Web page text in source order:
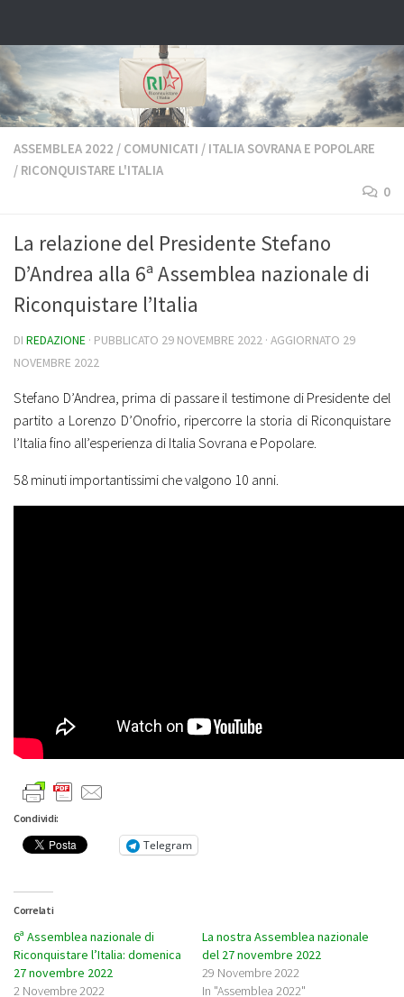
ASSEMBLEA 2022 / COMUNICATI / ITALIA SOVRANA E POPOLARE
/ RICONQUISTARE L'ITALIA
0
La relazione del Presidente Stefano
D’Andrea alla 6ª Assemblea nazionale di
Riconquistare l’Italia
DI REDAZIONE · PUBBLICATO 29 NOVEMBRE 2022 · AGGIORNATO 29
NOVEMBRE 2022
Stefano D’Andrea, prima di passare il testimone di Presidente del
partito a Lorenzo D’Onofrio, ripercorre la storia di Riconquistare
l’Italia fino all’esperienza di Italia Sovrana e Popolare.
58 minuti importantissimi che valgono 10 anni.
Condividi:
Telegram
Correlati
6ª Assemblea nazionale di
Riconquistare l’Italia: domenica
27 novembre 2022
2 Novembre 2022
La nostra Assemblea nazionale
del 27 novembre 2022
29 Novembre 2022
In "Assemblea 2022"